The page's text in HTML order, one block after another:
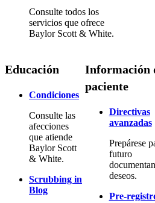
Consulte todos los
servicios que ofrece
Baylor Scott & White.
Educación
Condiciones
Consulte las
afecciones
que atiende
Baylor Scott
& White.
Scrubbing in
Blog
Información
paciente
Directivas
avanzadas
Prepárese
futuro
deseos.
Pre-